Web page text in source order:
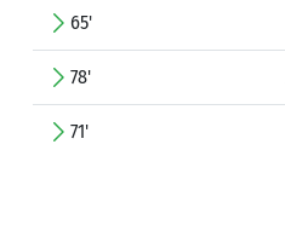
65'
78'
71'